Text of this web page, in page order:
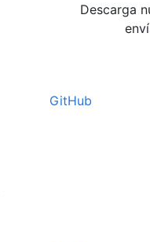
Descarga
GitHub